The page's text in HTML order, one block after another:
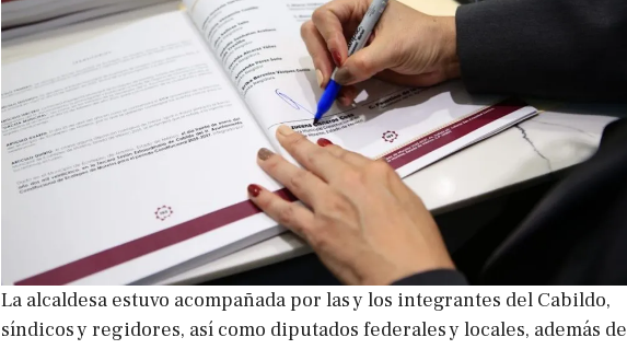
La alcaldesa estuvo acompañada por las y los integrantes del Cabildo,
síndicos y regidores, así como diputados federales y locales, además de